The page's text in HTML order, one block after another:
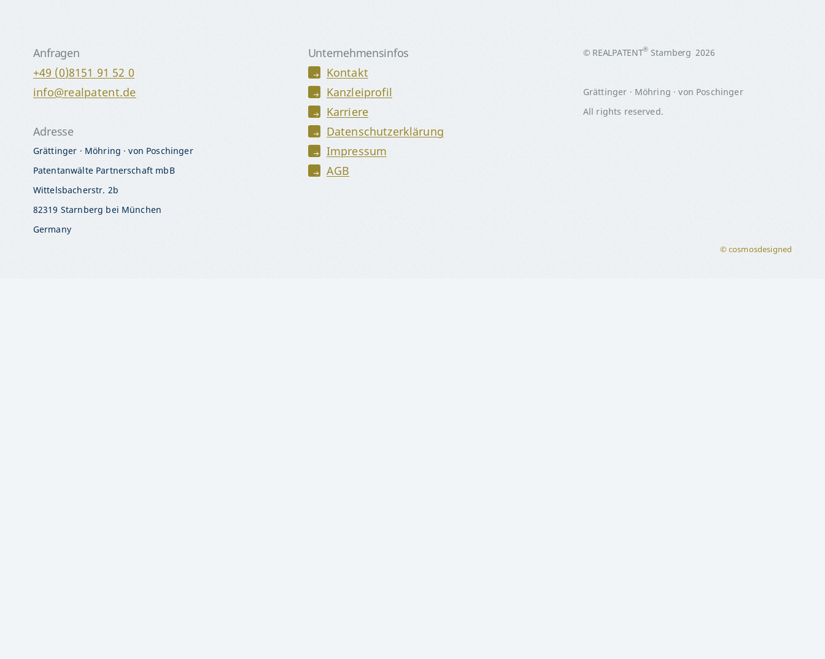
Anfragen
+49 (0)8151 91 52 0
info@realpatent.de
Adresse
Grättinger · Möhring · von Poschinger
Patentanwälte Partnerschaft mbB
Wittelsbacherstr. 2b
82319 Starnberg bei München
Germany
Unternehmensinfos
Kontakt
Kanzleiprofil
Karriere
Datenschutzerklärung
Impressum
AGB
© REALPATENT® Starnberg 2026
Grättinger · Möhring · von Poschinger
All rights reserved.
© cosmosdesigned